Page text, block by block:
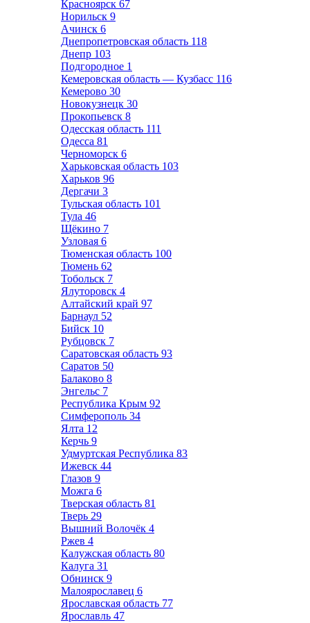
Красноярск 67
Норильск 9
Ачинск 6
Днепропетровская область 118
Днепр 103
Подгородное 1
Кемеровская область — Кузбасс 116
Кемерово 30
Новокузнецк 30
Прокопьевск 8
Одесская область 111
Одесса 81
Черноморск 6
Харьковская область 103
Харьков 96
Дергачи 3
Тульская область 101
Тула 46
Щёкино 7
Узловая 6
Тюменская область 100
Тюмень 62
Тобольск 7
Ялуторовск 4
Алтайский край 97
Барнаул 52
Бийск 10
Рубцовск 7
Саратовская область 93
Саратов 50
Балаково 8
Энгельс 7
Республика Крым 92
Симферополь 34
Ялта 12
Керчь 9
Удмуртская Республика 83
Ижевск 44
Глазов 9
Можга 6
Тверская область 81
Тверь 29
Вышний Волочёк 4
Ржев 4
Калужская область 80
Калуга 31
Обнинск 9
Малоярославец 6
Ярославская область 77
Ярославль 47